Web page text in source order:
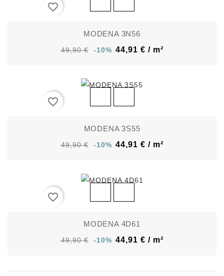
favorite_border
MODENA 3N56
49,90 € -10% 44,91 € / m²
favorite_border
MODENA 3S55
49,90 € -10% 44,91 € / m²
favorite_border
MODENA 4D61
49,90 € -10% 44,91 € / m²